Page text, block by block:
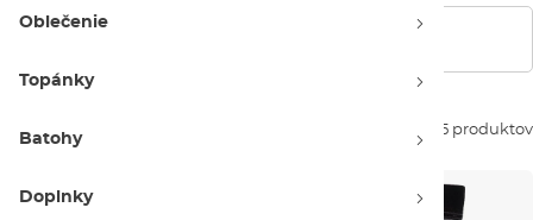
Oblečenie
Topánky
Batohy
Doplnky
Zoradiť podľa: 25 produktov